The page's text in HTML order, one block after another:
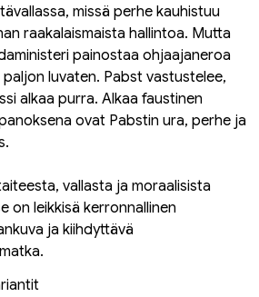
missä perhe kauhistuu
raakalaismaista hallintoa. Mutta
painostaa ohjaajaneroa
luvaten. Pabst vastustelee,
alkaa purra. Alkaa faustinen
ovat Pabstin ura, perhe ja
vallasta ja moraalisista
on leikkisä kerronnallinen
ja kiihdyttävä